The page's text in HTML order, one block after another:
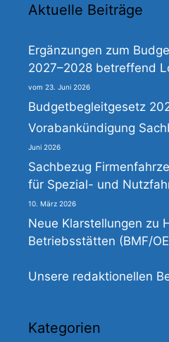
Aktuelle Beiträge
Ergänzungen zum
2027–2028 betreffend
23. Juni 2026
Budgetbegleitgesetz
Vorabankündigung
Juni 2026
Sachbezug
für Spezial- und
10. März 2026
Neue Klarstellungen zu
Betriebsstätten (BMF/
Unsere redaktionellen
Kategorien